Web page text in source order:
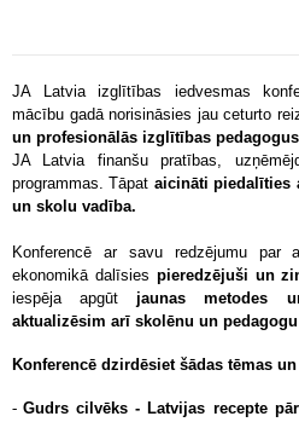
JA Latvia izglītības iedvesmas
mācību gadā norisināsies jau ceturto
un profesionālās izglītības pedagogus
JA Latvia finanšu pratības,
programmas. Tāpat aicināti piedalīties
un skolu vadība.
Konferencē ar savu redzējumu par
ekonomikā dalīsies pieredzējuši un
iespēja apgūt jaunas metodes
aktualizēsim arī skolēnu un
Konferencē dzirdēsiet šādas tēmas
-Gudrs cilvēks - Latvijas recepte